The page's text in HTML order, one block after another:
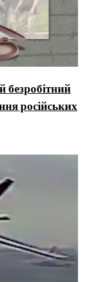
безробітний
російських